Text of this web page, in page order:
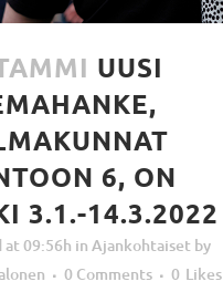
UUSI
6, ON
3.1.-14.3.2022
at 09:56h in Ajankohtaiset by
0 Comments 0 Likes